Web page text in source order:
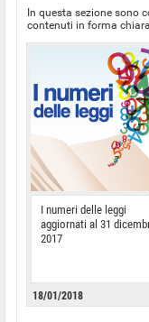
In questa sezione sono
contenuti in forma
I numeri delle leggi
aggiornati al 31
2017
18/01/2018